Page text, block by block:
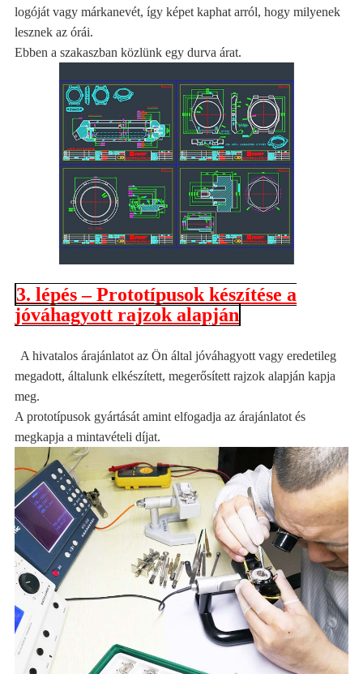
logóját vagy márkanevét, így képet kaphat arról, hogy milyenek
lesznek az órái.
Ebben a szakaszban közlünk egy durva árat.
3. lépés – Prototípusok készítése a
jóváhagyott rajzok alapján
A hivatalos árajánlatot az Ön által jóváhagyott vagy eredetileg
megadott, általunk elkészített, megerősített rajzok alapján kapja
meg.
A prototípusok gyártását amint elfogadja az árajánlatot és
megkapja a mintavételi díjat.